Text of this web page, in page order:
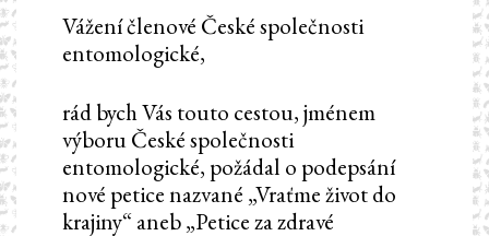
Vážení členové České společnosti
entomologické,
rád bych Vás touto cestou, jménem
výboru České společnosti
entomologické, požádal o podepsání
nové petice nazvané „Vraťme život do
krajiny“ aneb „Petice za zdravé